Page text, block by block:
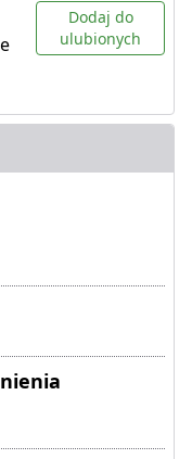
Dodaj do
ulubionych